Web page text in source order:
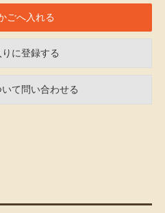
に登録する
て問い合わせる